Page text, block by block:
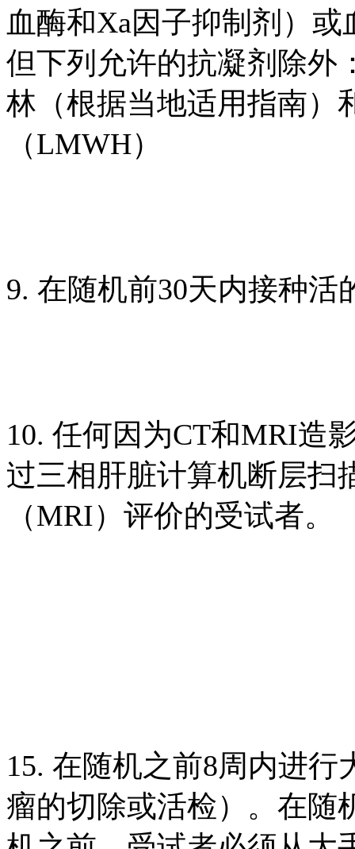
血酶和Xa因子抑制剂）
但下列允许的抗凝剂除外
林（根据当地适用指南）
（LMWH）
9. 在随机前30天内接种活
10. 任何因为CT和MRI造
过三相肝脏计算机断层扫
（MRI）评价的受试者。
15. 在随机之前8周内进
瘤的切除或活检）。在随